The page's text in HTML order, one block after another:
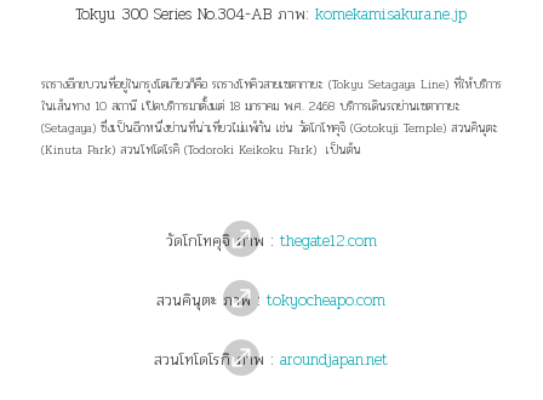
Tokyu 300 Series No.304-AB ภาพ:komekami.sakura.ne.jp
รถรางอีกขบวนที่อยู่ในกรุงโตเกียวก็คือ รถรางโทคิวสายเซตากายะ (Tokyu Setagaya Line) ที่ให้บริการ
ในเส้นทาง 10 สถานี เปิดบริการมาตั้งแต่ 18 มกราคม พ.ศ. 2468 บริการเดินรถย่านเซตากายะ
(Setagaya) ซึ่งเป็นอีกหนึ่งย่านที่น่าเที่ยวไม่แพ้กัน เช่น วัดโกโทคุจิ (Gotokuji Temple) สวนคินุตะ
(Kinuta Park) สวนโทโดโรคิ (Todoroki Keikoku Park) เป็นต้น
วัดโกโทคุจิ ภาพ : thegate12.com
สวนคินุตะ ภาพ :tokyocheapo.com
สวนโทโดโรกิ ภาพ :aroundjapan.net